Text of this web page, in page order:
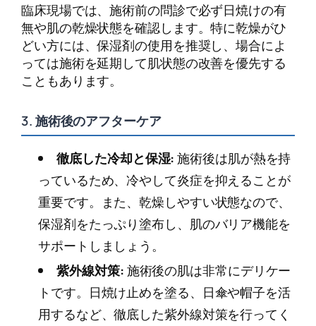
臨床現場では、施術前の問診で必ず日焼けの有
無や肌の乾燥状態を確認します。特に乾燥がひ
どい方には、保湿剤の使用を推奨し、場合によ
っては施術を延期して肌状態の改善を優先する
こともあります。
3. 施術後のアフターケア
徹底した冷却と保湿:施術後は肌が熱を持
っているため、冷やして炎症を抑えることが
重要です。また、乾燥しやすい状態なので、
保湿剤をたっぷり塗布し、肌のバリア機能を
サポートしましょう。
紫外線対策:施術後の肌は非常にデリケー
トです。日焼け止めを塗る、日傘や帽子を活
用するなど、徹底した紫外線対策を行ってく